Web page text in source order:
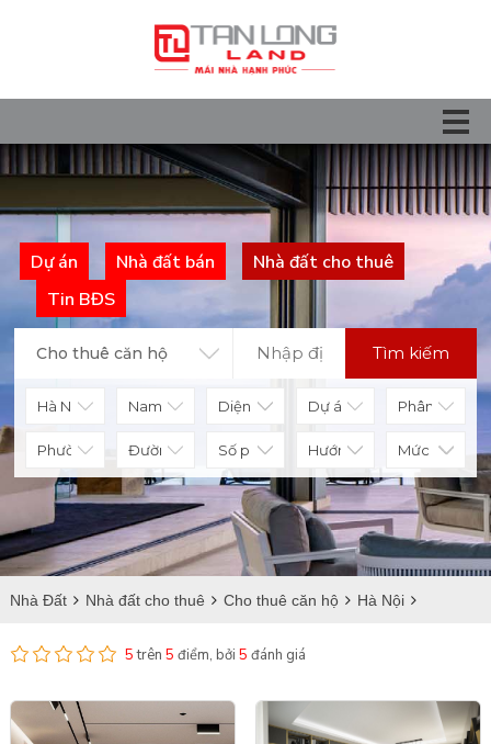
Dự án Nhà đất bán
Nhà đất cho thuê
Tin BĐS
Cho thuê căn hộ Tìm kiếm
Diện tích
Số phòng Hướng nhà Mức giá
Nhà Đất Nhà đất cho thuê Cho thuê căn hộ Hà Nội
Cho thuê căn hộ tại Nam Từ Liêm
5trên 5 điểm, bởi 5 đánh giá